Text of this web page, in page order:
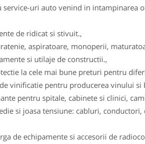
uri auto venind in
de ridicat si stivuit.,
aspiratoare, monoperii,
si utilaje de constructii.,
la cele mai bune preturi pentru
vinificatie pentru producerea vinului
pentru spitale, cabinete si clinici,
si joasa tensiune: cabluri,
de echipamente si accesorii de